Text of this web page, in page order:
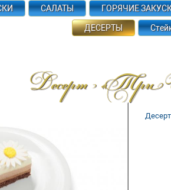
САЛАТЫ ГОРЯЧИЕ
ДЕСЕРТЫ
Десерт «три